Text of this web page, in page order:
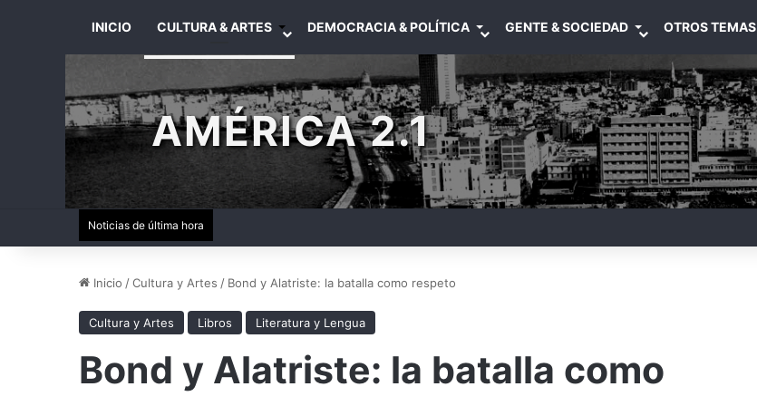
INICIO CULTURA & ARTES DEMOCRACIA & POLÍTICA GENTE & SOCIEDAD OTROS TEMAS
AMÉRICA 2.1
Noticias de última hora
Inicio /Cultura y Artes / Bond y Alatriste: la batalla como respeto
Cultura y Artes Libros Literatura y Lengua
Bond y Alatriste: la batalla como